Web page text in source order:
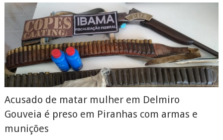
Acusado de matar mulher em Delmiro
Gouveia é preso em Piranhas com armas e
munições